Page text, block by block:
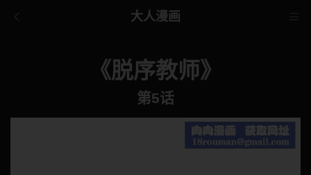
大人漫画
《脱序教师》
第5话